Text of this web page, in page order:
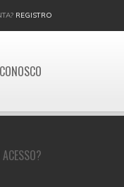
REGISTRO